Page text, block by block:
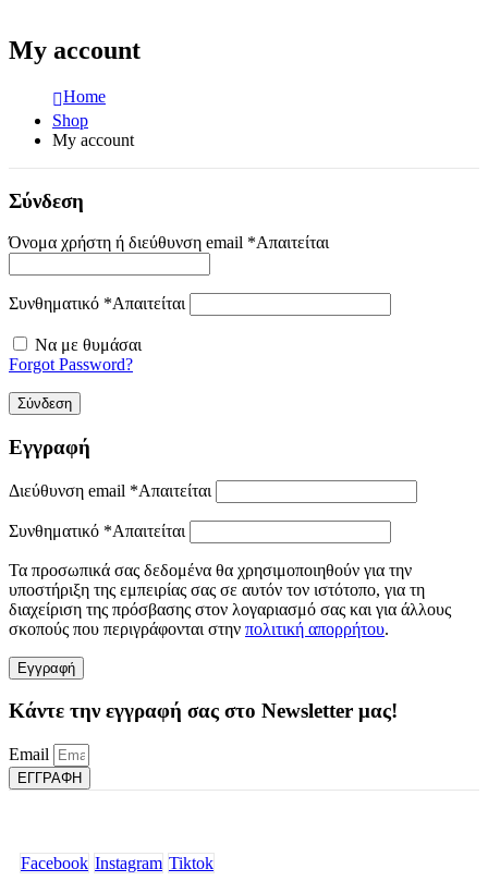
My account
Home
Shop
My account
Σύνδεση
Όνομα χρήστη ή διεύθυνση email *Απαιτείται
Συνθηματικό *Απαιτείται
Να με θυμάσαι
Forgot Password?
Σύνδεση
Εγγραφή
Διεύθυνση email *Απαιτείται
Συνθηματικό *Απαιτείται
Τα προσωπικά σας δεδομένα θα χρησιμοποιηθούν για την
υποστήριξη της εμπειρίας σας σε αυτόν τον ιστότοπο, για τη
διαχείριση της πρόσβασης στον λογαριασμό σας και για άλλους
σκοπούς που περιγράφονται στην πολιτική απορρήτου.
Εγγραφή
Κάντε την εγγραφή σας στο Newsletter μας!
Email
ΕΓΓΡΑΦΗ
Facebook Instagram Tiktok